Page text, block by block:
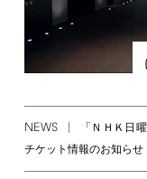
NEWS
「ＮＨＫ日
チケット情報のお知らせ